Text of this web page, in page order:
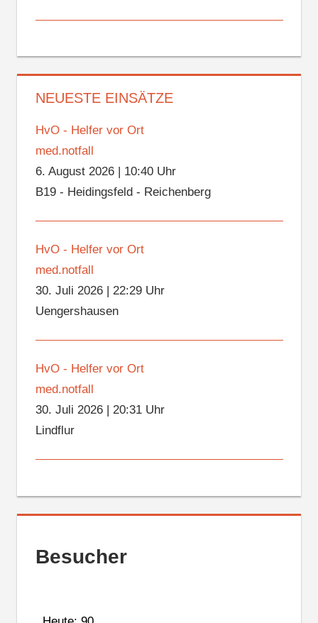
NEUESTE EINSÄTZE
HvO - Helfer vor Ort
med.notfall
6. August 2026| 10:40 Uhr
B19 - Heidingsfeld - Reichenberg
HvO - Helfer vor Ort
med.notfall
30. Juli 2026| 22:29 Uhr
Uengershausen
HvO - Helfer vor Ort
med.notfall
30. Juli 2026| 20:31 Uhr
Lindflur
Besucher